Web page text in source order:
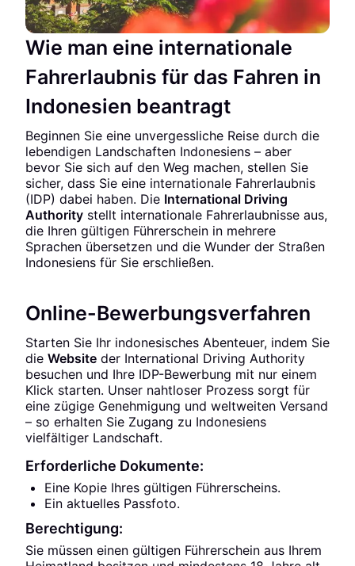
Wie man eine internationale
Fahrerlaubnis für das Fahren in
Indonesien beantragt
Beginnen Sie eine unvergessliche Reise durch die
lebendigen Landschaften Indonesiens – aber
bevor Sie sich auf den Weg machen, stellen Sie
sicher, dass Sie eine internationale Fahrerlaubnis
(IDP) dabei haben. Die International Driving
Authority stellt internationale Fahrerlaubnisse aus,
die Ihren gültigen Führerschein in mehrere
Sprachen übersetzen und die Wunder der Straßen
Indonesiens für Sie erschließen.
Online-Bewerbungsverfahren
Starten Sie Ihr indonesisches Abenteuer, indem Sie
die Website der International Driving Authority
besuchen und Ihre IDP-Bewerbung mit nur einem
Klick starten. Unser nahtloser Prozess sorgt für
eine zügige Genehmigung und weltweiten Versand
– so erhalten Sie Zugang zu Indonesiens
vielfältiger Landschaft.
Erforderliche Dokumente:
Eine Kopie Ihres gültigen Führerscheins.
Ein aktuelles Passfoto.
Berechtigung:
Sie müssen einen gültigen Führerschein aus Ihrem